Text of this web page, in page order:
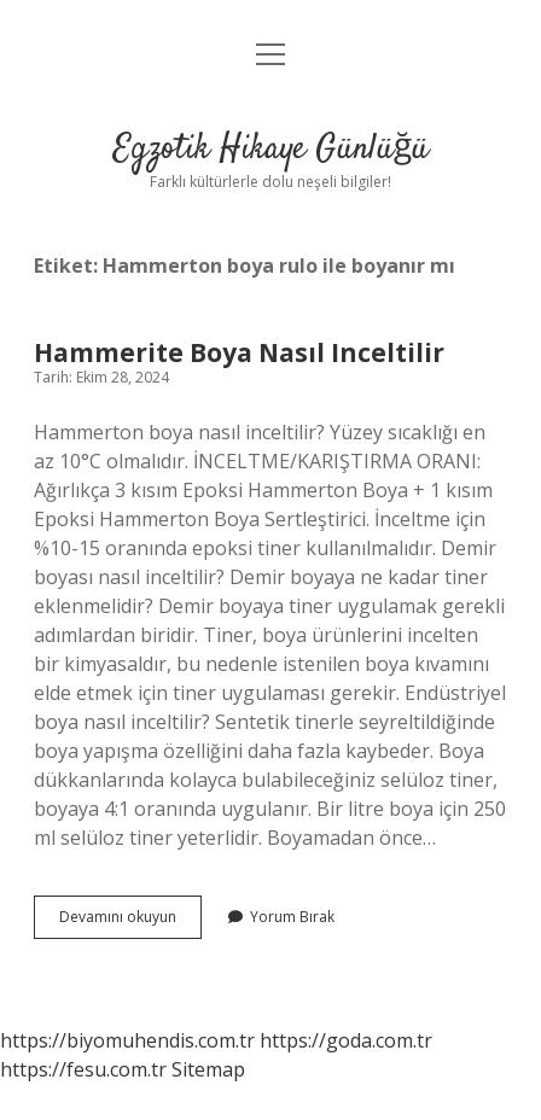
Anasayfa
Yasal Uyarı
menüyü
Egzotik Hikaye Günlüğü
Farklı kültürlerle dolu neşeli bilgiler!
Etiket: Hammerton boya rulo ile boyanır mı
Hammerite Boya Nasıl Inceltilir
Tarih: Ekim 28, 2024
Hammerton boya nasıl inceltilir? Yüzey sıcaklığı en
az 10°C olmalıdır. İNCELTME/KARIŞTIRMA ORANI:
Ağırlıkça 3 kısım Epoksi Hammerton Boya + 1 kısım
Epoksi Hammerton Boya Sertleştirici. İnceltme için
%10-15 oranında epoksi tiner kullanılmalıdır. Demir
boyası nasıl inceltilir? Demir boyaya ne kadar tiner
eklenmelidir? Demir boyaya tiner uygulamak gerekli
adımlardan biridir. Tiner, boya ürünlerini incelten
bir kimyasaldır, bu nedenle istenilen boya kıvamını
elde etmek için tiner uygulaması gerekir. Endüstriyel
boya nasıl inceltilir? Sentetik tinerle seyreltildiğinde
boya yapışma özelliğini daha fazla kaybeder. Boya
dükkanlarında kolayca bulabileceğiniz selüloz tiner,
boyaya 4:1 oranında uygulanır. Bir litre boya için 250
ml selüloz tiner yeterlidir. Boyamadan önce…
Devamını okuyun Hammerite
Boya
Yorum Bırak
https://biyomuhendis.com.tr https://goda.com.tr
https://fesu.com.trSitemap